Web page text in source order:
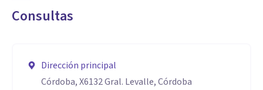
Consultas
Dirección principal
Córdoba, X6132 Gral. Levalle, Córdoba